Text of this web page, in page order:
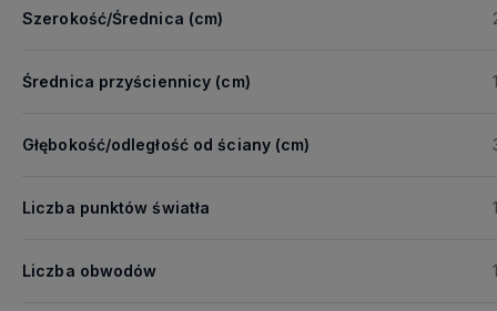
Szerokość/Średnica (cm)
Średnica przyściennicy (cm)
Głębokość/odległość od ściany (cm)
Liczba punktów światła 1
Liczba obwodów 1